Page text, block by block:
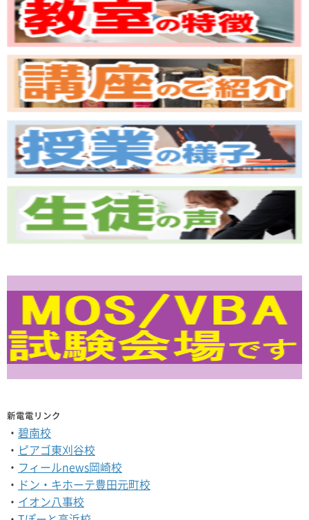
新電電リンク
・ 碧南校
・ ピアゴ東刈谷校
・ フィールnews岡崎校
・ ドン・キホーテ豊田元町校
・ イオン八事校